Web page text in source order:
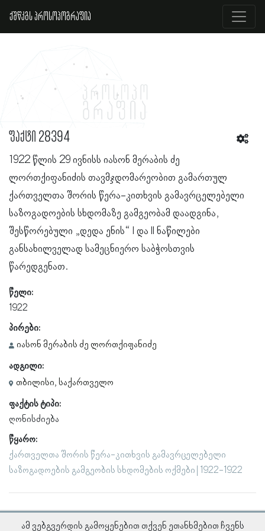
ქშწკგს პროსოპოგრაფია
ფაქტი 28394
1922 წლის 29 ივნისს იასონ მერაბის ძე
ლორთქიფანიძის თავმჯდომარეობით გამართულ
ქართველთა შორის წერა-კითხვის გამავრცელებელი
საზოგადოების სხდომაზე გამგეობამ დაადგინა,
შესწორებული „დედა ენის“ I და II ნაწილები
განსახილველად სამეცნიერო საბჭოსთვის
წარედგენათ.
წელი:
1922
პირები:
იასონ მერაბის ძე ლორთქიფანიძე
ადგილი:
თბილისი, საქართველო
ფაქტის ტიპი:
ღონისძიება
წყარო:
ქართველთა შორის წერა-კითხვის გამავრცელებელი
საზოგადოების გამგეობის სხდომების ოქმები | 1922-1922
ამ ვებგვერდის გამოყენებით თქვენ ეთანხმებით ჩვენს